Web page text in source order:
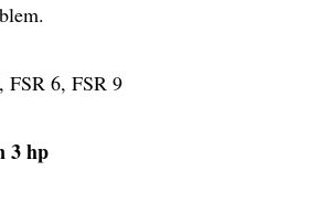
FSR 6, FSR 9
3 hp